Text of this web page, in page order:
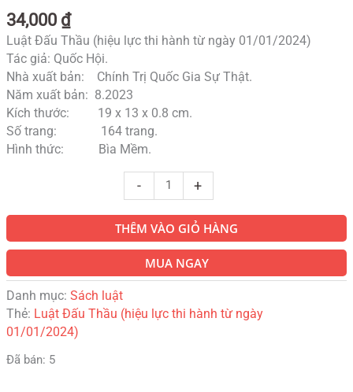
34,000 ₫
Luật Đấu Thầu (hiệu lực thi hành từ ngày 01/01/2024)
Tác giả: Quốc Hội.
Nhà xuất bản: Chính Trị Quốc Gia Sự Thật.
Năm xuất bản: 8.2023
Kích thước: 19 x 13 x 0.8 cm.
Số trang: 164 trang.
Hình thức: Bìa Mềm.
- +
THÊM VÀO GIỎ HÀNG
MUA NGAY
Danh mục: Sách luật
Thẻ: Luật Đấu Thầu (hiệu lực thi hành từ ngày
01/01/2024)
Đã bán: 5